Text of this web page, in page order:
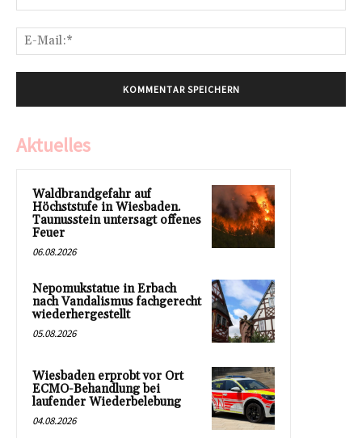
Aktuelles
Waldbrandgefahr auf
Höchststufe in Wiesbaden.
Taunusstein untersagt offenes
Feuer
06.08.2026
Nepomukstatue in Erbach
nach Vandalismus fachgerecht
wiederhergestellt
05.08.2026
Wiesbaden erprobt vor Ort
ECMO-Behandlung bei
laufender Wiederbelebung
04.08.2026